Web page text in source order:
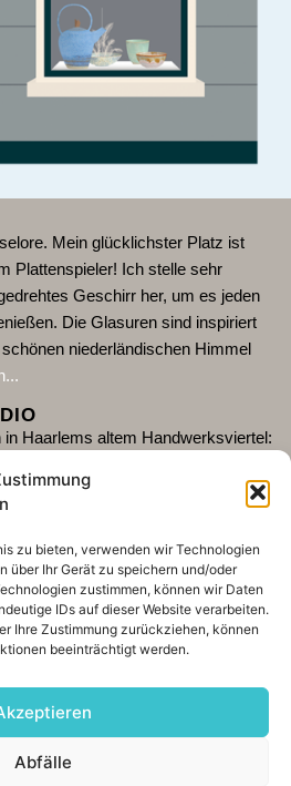
zu bieten, verwenden wir Technologien
über Ihr Gerät zu speichern und/oder
zustimmen, können wir Daten
IDs auf dieser Website verarbeiten.
Ihre Zustimmung zurückziehen, können
beeinträchtigt werden.
Abfälle
Mein glücklichster Platz ist
Plattenspieler! Ich stelle sehr
Geschirr her, um es jeden
Die Glasuren sind inspiriert
niederländischen Himmel
Haarlems altem Handwerksviertel:
Geschäft und sehen Sie mir im
der Arbeit zu. Da ich alleine arbeite,
auf
einkaufenbestellen. Ich
TEILEN
Haarlem